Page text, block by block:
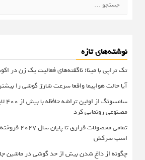
برای:
نوشته‌های تازه
تک تراپی با مینا؛ ناگفته‌های فعالیت یک زن در
آیا حالت هواپیما واقعا سرعت شارژ گوشی را
مصنوعی رونمایی کرد
تمامی محصولات
اسب سرکش
چگونه از داغ شدن بیش از حد گوشی در ماشین